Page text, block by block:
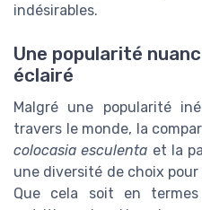
indésirables.
Une popularité
éclairé
Malgré une popularité
travers le monde, la
colocasia esculenta et la
une diversité de choix
Que cela soit en